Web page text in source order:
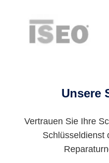
Unsere
Vertrauen Sie Ihre
Schlüsseldienst